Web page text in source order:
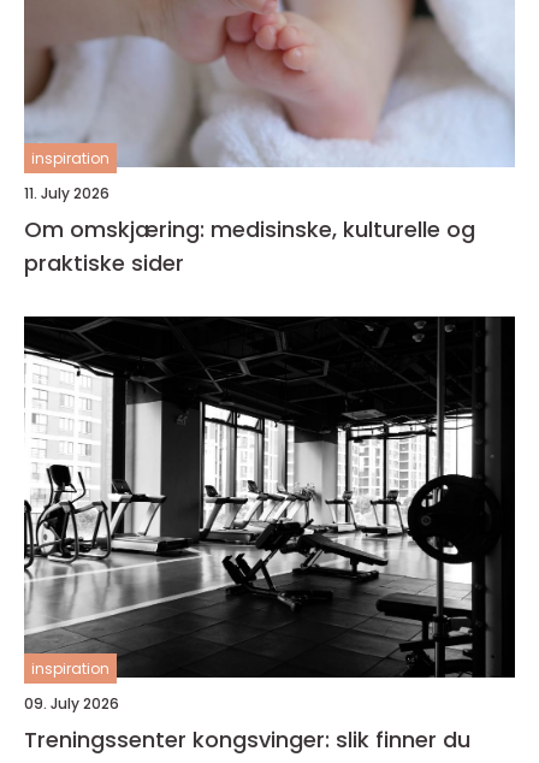
inspiration
11. July 2026
Om omskjæring: medisinske, kulturelle og
praktiske sider
inspiration
09. July 2026
Treningssenter kongsvinger: slik finner du